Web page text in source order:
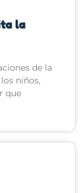
la
de la
niños,
que